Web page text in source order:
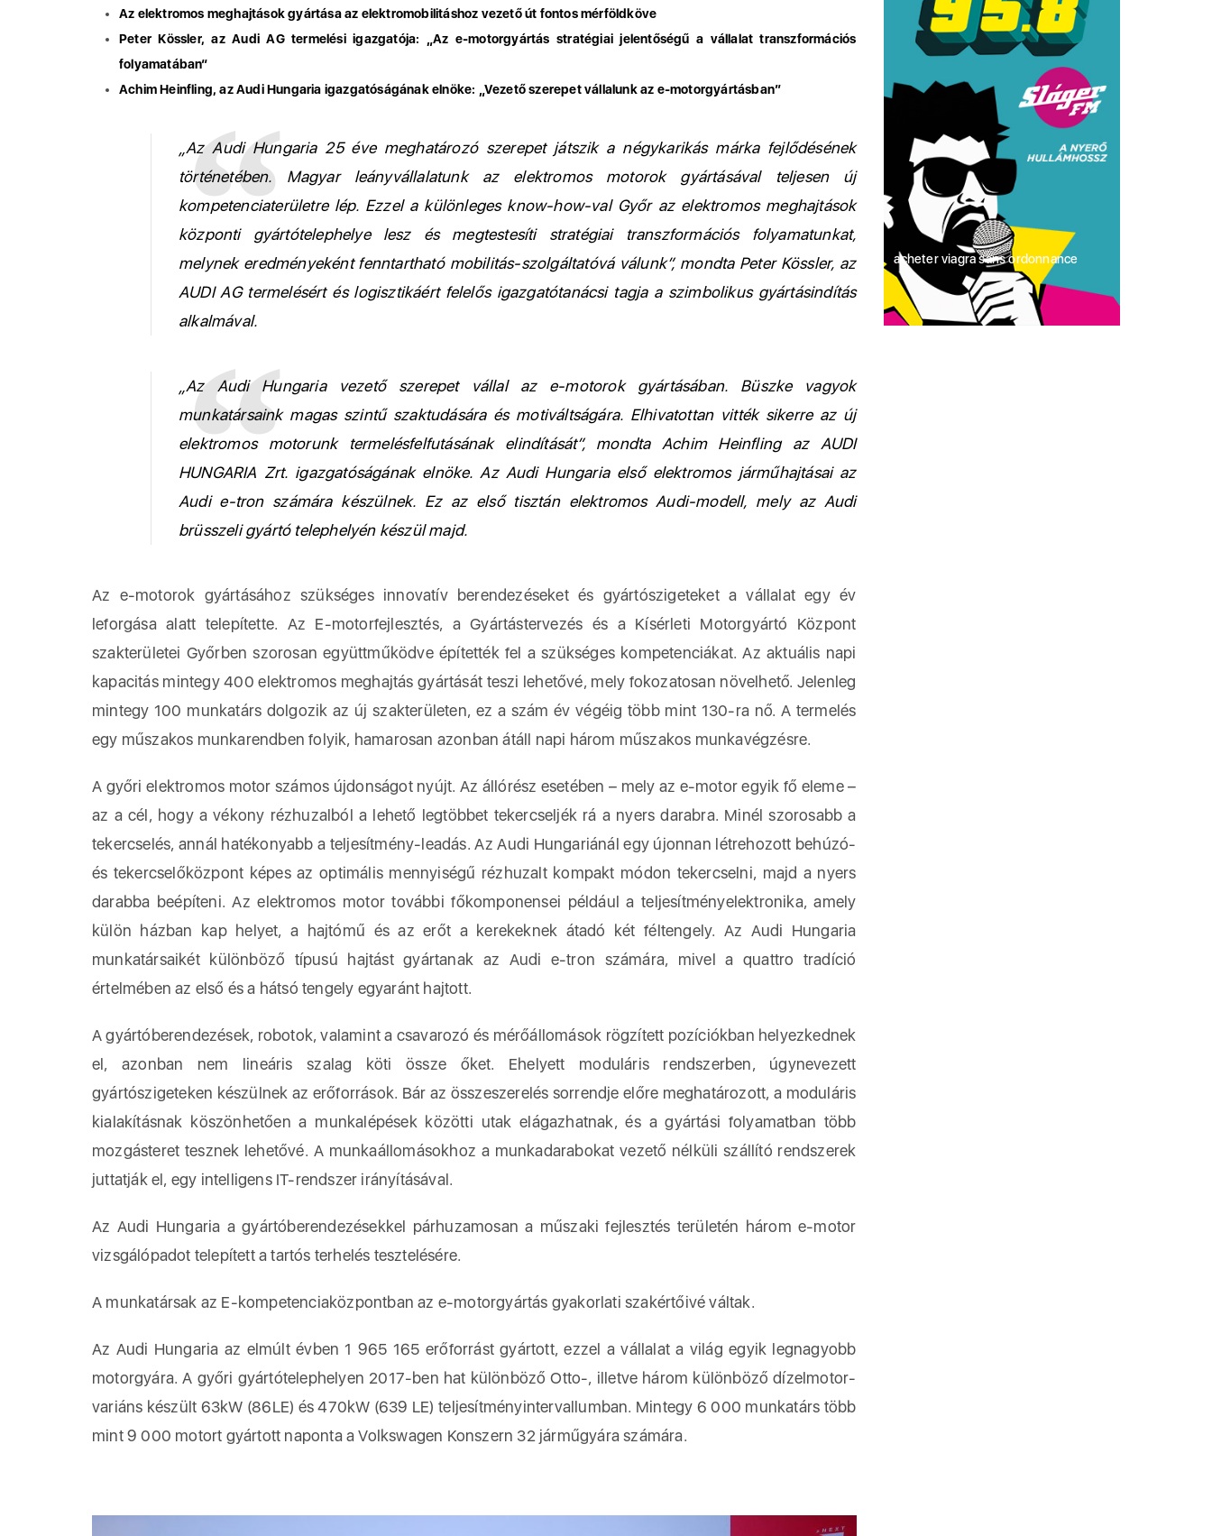
Az elektromos meghajtások gyártása az elektromobilitáshoz vezető út fontos mérföldköve
Peter Kössler, az Audi AG termelési igazgatója: „Az e-motorgyártás stratégiai jelentőségű a vállalat transzformációs
folyamatában“
Achim Heinfling, az Audi Hungaria igazgatóságának elnöke: „Vezető szerepet vállalunk az e-motorgyártásban”
„Az Audi Hungaria 25 éve meghatározó szerepet játszik a négykarikás márka fejlődésének
történetében. Magyar leányvállalatunk az elektromos motorok gyártásával teljesen új
kompetenciaterületre lép. Ezzel a különleges know-how-val Győr az elektromos meghajtások
központi gyártótelephelye lesz és megtestesíti stratégiai transzformációs folyamatunkat,
melynek eredményeként fenntartható mobilitás-szolgáltatóvá válunk”, mondta Peter Kössler, az
AUDI AG termelésért és logisztikáért felelős igazgatótanácsi tagja a szimbolikus gyártásindítás
alkalmával.
„Az Audi Hungaria vezető szerepet vállal az e-motorok gyártásában. Büszke vagyok
munkatársaink magas szintű szaktudására és motiváltságára. Elhivatottan vitték sikerre az új
elektromos motorunk termelésfelfutásának elindítását”, mondta Achim Heinfling az AUDI
HUNGARIA Zrt. igazgatóságának elnöke. Az Audi Hungaria első elektromos járműhajtásai az
Audi e-tron számára készülnek. Ez az első tisztán elektromos Audi-modell, mely az Audi
brüsszeli gyártó telephelyén készül majd.
Az e-motorok gyártásához szükséges innovatív berendezéseket és gyártószigeteket a vállalat egy év
leforgása alatt telepítette. Az E-motorfejlesztés, a Gyártástervezés és a Kísérleti Motorgyártó Központ
szakterületei Győrben szorosan együttműködve építették fel a szükséges kompetenciákat. Az aktuális napi
kapacitás mintegy 400 elektromos meghajtás gyártását teszi lehetővé, mely fokozatosan növelhető. Jelenleg
mintegy 100 munkatárs dolgozik az új szakterületen, ez a szám év végéig több mint 130-ra nő. A termelés
egy műszakos munkarendben folyik, hamarosan azonban átáll napi három műszakos munkavégzésre.
A győri elektromos motor számos újdonságot nyújt. Az állórész esetében – mely az e-motor egyik fő eleme –
az a cél, hogy a vékony rézhuzalból a lehető legtöbbet tekercseljék rá a nyers darabra. Minél szorosabb a
tekercselés, annál hatékonyabb a teljesítmény-leadás. Az Audi Hungariánál egy újonnan létrehozott behúzó-
és tekercselőközpont képes az optimális mennyiségű rézhuzalt kompakt módon tekercselni, majd a nyers
darabba beépíteni. Az elektromos motor további főkomponensei például a teljesítményelektronika, amely
külön házban kap helyet, a hajtómű és az erőt a kerekeknek átadó két féltengely. Az Audi Hungaria
munkatársaikét különböző típusú hajtást gyártanak az Audi e-tron számára, mivel a quattro tradíció
értelmében az első és a hátsó tengely egyaránt hajtott.
A gyártóberendezések, robotok, valamint a csavarozó és mérőállomások rögzített pozíciókban helyezkednek
el, azonban nem lineáris szalag köti össze őket. Ehelyett moduláris rendszerben, úgynevezett
gyártószigeteken készülnek az erőforrások. Bár az összeszerelés sorrendje előre meghatározott, a moduláris
kialakításnak köszönhetően a munkalépések közötti utak elágazhatnak, és a gyártási folyamatban több
mozgásteret tesznek lehetővé. A munkaállomásokhoz a munkadarabokat vezető nélküli szállító rendszerek
juttatják el, egy intelligens IT-rendszer irányításával.
Az Audi Hungaria a gyártóberendezésekkel párhuzamosan a műszaki fejlesztés területén három e-motor
vizsgálópadot telepített a tartós terhelés tesztelésére.
A munkatársak az E-kompetenciaközpontban az e-motorgyártás gyakorlati szakértőivé váltak.
Az Audi Hungaria az elmúlt évben 1 965 165 erőforrást gyártott, ezzel a vállalat a világ egyik legnagyobb
motorgyára. A győri gyártótelephelyen 2017-ben hat különböző Otto-, illetve három különböző dízelmotor-
variáns készült 63kW (86LE) és 470kW (639 LE) teljesítményintervallumban. Mintegy 6 000 munkatárs több
mint 9 000 motort gyártott naponta a Volkswagen Konszern 32 járműgyára számára.
acheter viagra sans ordonnance